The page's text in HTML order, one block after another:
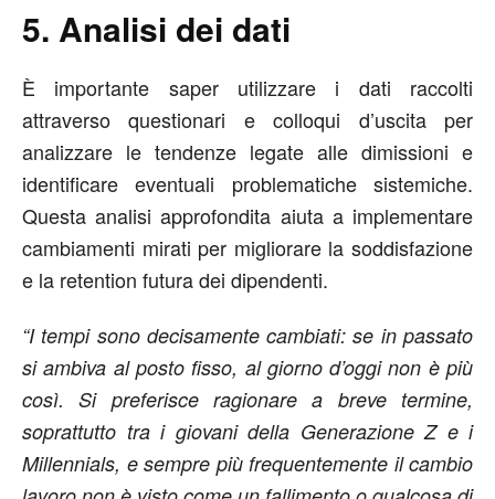
5. Analisi dei dati
È importante saper utilizzare i dati raccolti
attraverso questionari e colloqui d’uscita per
analizzare le tendenze legate alle dimissioni e
identificare eventuali problematiche sistemiche.
Questa analisi approfondita aiuta a implementare
cambiamenti mirati per migliorare la soddisfazione
e la retention futura dei dipendenti.
“I tempi sono decisamente cambiati: se in passato
si ambiva al posto fisso, al giorno d’oggi non è più
così. Si preferisce ragionare a breve termine,
soprattutto tra i giovani della Generazione Z e i
Millennials, e sempre più frequentemente il cambio